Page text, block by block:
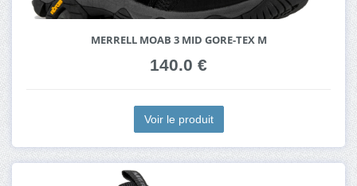
MERRELL MOAB 3 MID GORE-TEX M
140.0 €
Voir le produit